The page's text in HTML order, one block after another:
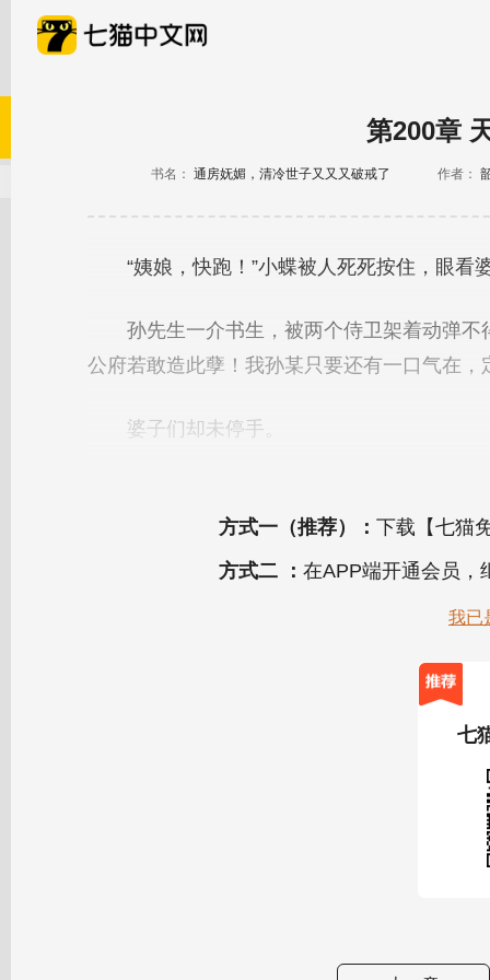
第200章
书名： 通房妩媚，清冷世子又又又破戒了 作者：
方式一（推荐）： 下载【七猫
方式二 ： 在APP端开通会员，
我已
七